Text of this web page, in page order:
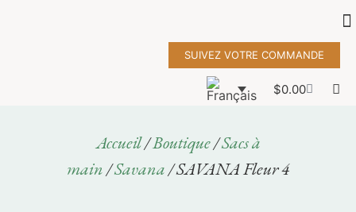
SUIVEZ VOTRE COMMANDE
$0.00
Accueil/Boutique/Sacs à
main/Savana/ SAVANA Fleur 4